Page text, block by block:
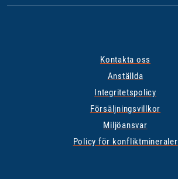
Kontakta oss
Anställda
Integritetspolicy
Försäljningsvillkor
Miljöansvar
Policy för konfliktmineraler